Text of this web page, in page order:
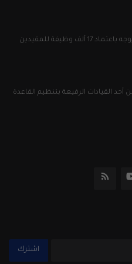
الرئيس الزبيدي يوجه باعتماد 17 ألف وظيفة للمقيدين
الرفيعة بتنظيم القاعدة